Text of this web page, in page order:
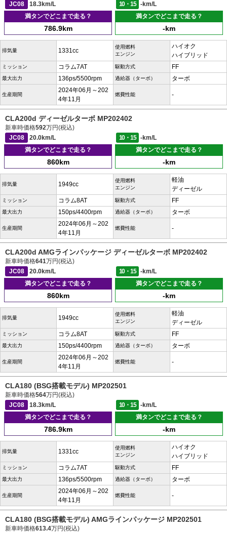
JC08
18.3km/L 10・15
-km/L
満タンでどこまで走る？
786.9km
満タンでどこまで走る？
-km
排気量 1331cc
使用燃料
エンジン
ハイオク
ハイブリッド
ミッション コラム7AT 駆動方式 FF
最大出力 136ps/5500rpm 過給器（ターボ） ターボ
生産期間
2024年06月～202
4年11月
燃費性能 -
CLA200d ディーゼルターボ MP202402
新車時価格592万円(税込)
JC08
20.0km/L 10・15
-km/L
満タンでどこまで走る？
860km
満タンでどこまで走る？
-km
排気量 1949cc
使用燃料
エンジン
軽油
ディーゼル
ミッション コラム8AT 駆動方式 FF
最大出力 150ps/4400rpm 過給器（ターボ） ターボ
生産期間
2024年06月～202
4年11月
燃費性能 -
CLA200d AMGラインパッケージ ディーゼルターボ MP202402
新車時価格641万円(税込)
JC08
20.0km/L 10・15
-km/L
満タンでどこまで走る？
860km
満タンでどこまで走る？
-km
排気量 1949cc
使用燃料
エンジン
軽油
ディーゼル
ミッション コラム8AT 駆動方式 FF
最大出力 150ps/4400rpm 過給器（ターボ） ターボ
生産期間
2024年06月～202
4年11月
燃費性能 -
CLA180 (BSG搭載モデル) MP202501
新車時価格564万円(税込)
JC08
18.3km/L 10・15
-km/L
満タンでどこまで走る？
786.9km
満タンでどこまで走る？
-km
排気量 1331cc
使用燃料
エンジン
ハイオク
ハイブリッド
ミッション コラム7AT 駆動方式 FF
最大出力 136ps/5500rpm 過給器（ターボ） ターボ
生産期間
2024年06月～202
4年11月
燃費性能 -
CLA180 (BSG搭載モデル) AMGラインパッケージ MP202501
新車時価格613.4万円(税込)